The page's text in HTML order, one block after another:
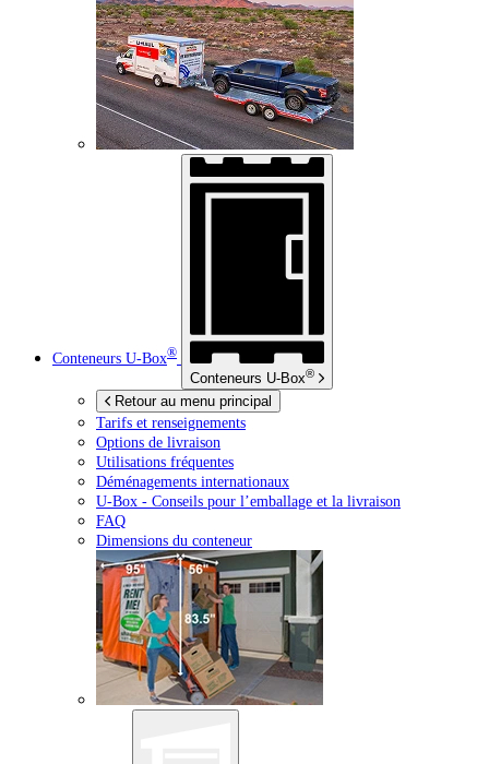
Conteneurs U-Box®
Conteneurs U-Box®
Retour au menu principal
Tarifs et renseignements
Options de livraison
Utilisations fréquentes
Déménagements internationaux
U-Box - Conseils pour l’emballage et la livraison
FAQ
Dimensions du conteneur